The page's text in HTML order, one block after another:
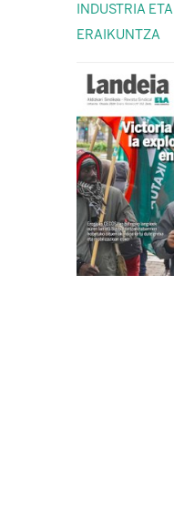
INDUSTRIA ETA
ERAIKUNTZA